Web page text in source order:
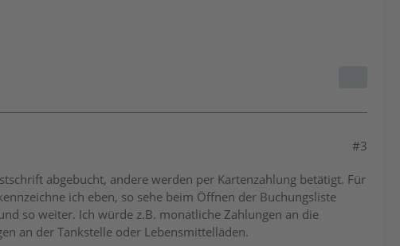
#3
abgebucht, andere werden per Kartenzahlung betätigt. Für
ich eben, so sehe beim Öffnen der Buchungsliste
so weiter. Ich würde z.B. monatliche Zahlungen an die
an der Tankstelle oder Lebensmittelläden.